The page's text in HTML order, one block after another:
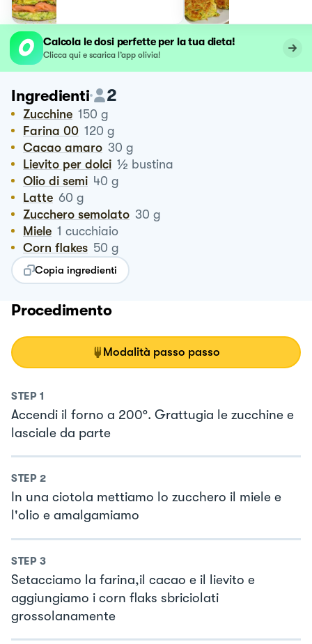
Calcola le dosi perfette per la tua dieta!
Clicca qui e scarica l’app olivia!
Ingredienti 2
Zucchine 150 g
Farina 00 120 g
Cacao amaro 30 g
Lievito per dolci ½ bustina
Olio di semi 40 g
Latte 60 g
Zucchero semolato 30 g
Miele 1 cucchiaio
Corn flakes 50 g
Copia ingredienti
Procedimento
Modalità passo passo
STEP 1
Accendi il forno a 200°. Grattugia le zucchine e
lasciale da parte
STEP 2
In una ciotola mettiamo lo zucchero il miele e
l'olio e amalgamiamo
STEP 3
Setacciamo la farina,il cacao e il lievito e
aggiungiamo i corn flaks sbriciolati
grossolanamente